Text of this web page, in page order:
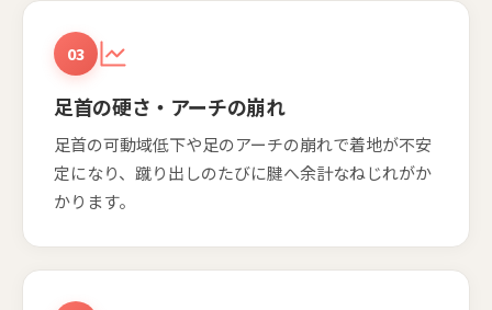
03
足首の硬さ・アーチの崩れ
足首の可動域低下や足のアーチの崩れで着地が不安
定になり、蹴り出しのたびに腱へ余計なねじれがか
かります。